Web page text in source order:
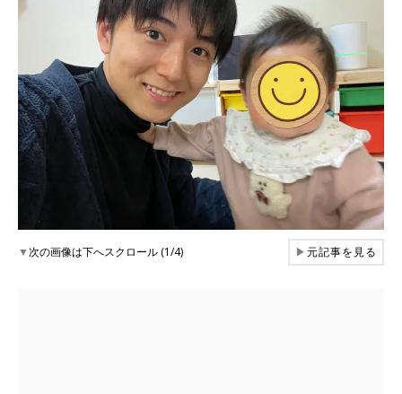
▼次の画像は下へスクロール (1/4) ▶元記事を見る